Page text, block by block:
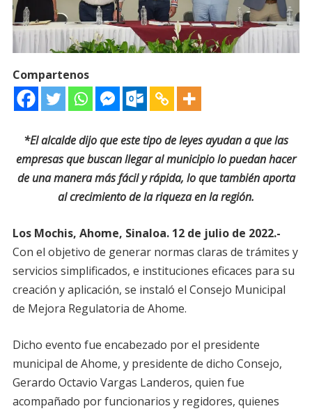
Compartenos
*El alcalde dijo que este tipo de leyes ayudan a que las
empresas que buscan llegar al municipio lo puedan hacer
de una manera más fácil y rápida, lo que también aporta
al crecimiento de la riqueza en la región.
Los Mochis, Ahome, Sinaloa. 12 de julio de 2022.-
Con el objetivo de generar normas claras de trámites y
servicios simplificados, e instituciones eficaces para su
creación y aplicación, se instaló el Consejo Municipal
de Mejora Regulatoria de Ahome.
Dicho evento fue encabezado por el presidente
municipal de Ahome, y presidente de dicho Consejo,
Gerardo Octavio Vargas Landeros, quien fue
acompañado por funcionarios y regidores, quienes